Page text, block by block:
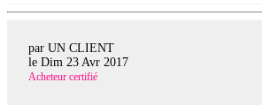
par UN CLIENT
le Dim 23 Avr 2017
Acheteur certifié